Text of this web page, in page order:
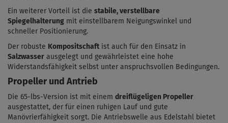
Ein weiterer Vorteil ist die stabile, verstellbare
Spiegelhalterung mit einstellbarem Neigungswinkel und
schneller Positionierung.
Der robuste Kompositschaftist auch für den Einsatz in
Salzwasser ausgelegt und gewährleistet eine hohe
Widerstandsfähigkeit selbst unter anspruchsvollen Bedingungen.
Propeller und Antrieb
Die 65-lbs-Version ist mit einem dreiflügeligen Propeller
ausgestattet, der für einen ruhigen Lauf und gute
Manövrierfähigkeit sorgt. Die Antriebswelle aus Edelstahl bietet